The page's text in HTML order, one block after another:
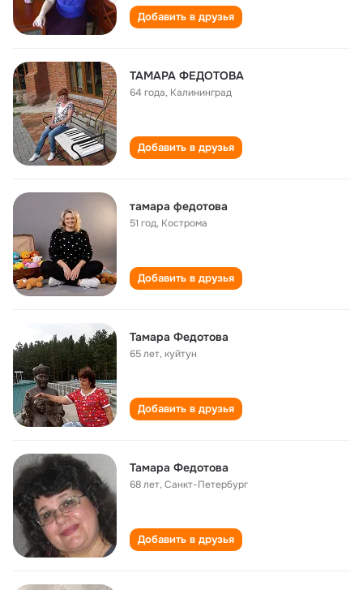
Добавить в друзья
ТАМАРА ФЕДОТОВА
64 года, Калининград
Добавить в друзья
тамара федотова
51 год, Кострома
Добавить в друзья
Тамара Федотова
65 лет,куйтун
Добавить в друзья
Тамара Федотова
68 лет,Санкт-Петербург
Добавить в друзья